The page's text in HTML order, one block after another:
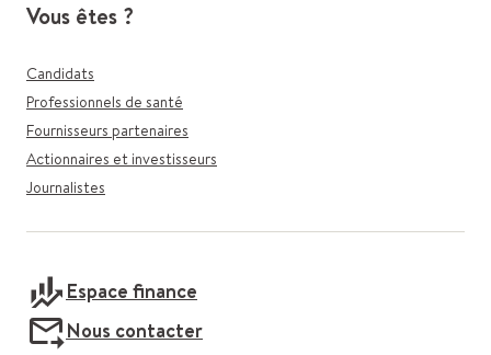
Vous êtes ?
Candidats
Professionnels de santé
Fournisseurs partenaires
Actionnaires et investisseurs
Journalistes
Espace finance
Nous contacter